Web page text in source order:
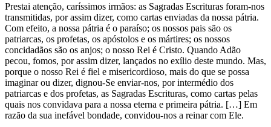
Prestai atenção, caríssimos irmãos: as Sagradas Escrituras foram-nos
transmitidas, por assim dizer, como cartas enviadas da nossa pátria.
Com efeito, a nossa pátria é o paraíso; os nossos pais são os
patriarcas, os profetas, os apóstolos e os mártires; os nossos
concidadãos são os anjos; o nosso Rei é Cristo. Quando Adão
pecou, fomos, por assim dizer, lançados no exílio deste mundo. Mas,
porque o nosso Rei é fiel e misericordioso, mais do que se possa
imaginar ou dizer, dignou-Se enviar-nos, por intermédio dos
patriarcas e dos profetas, as Sagradas Escrituras, como cartas pelas
quais nos convidava para a nossa eterna e primeira pátria. […] Em
razão da sua inefável bondade, convidou-nos a reinar com Ele.